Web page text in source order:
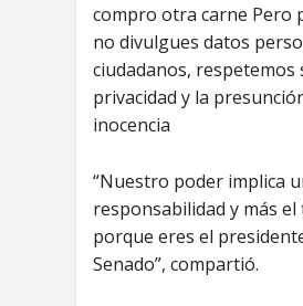
compro otra carne Pero
no divulgues datos
ciudadanos, respetemos
privacidad y la
inocencia
“Nuestro poder implica
responsabilidad y más el
porque eres el
Senado”, compartió.